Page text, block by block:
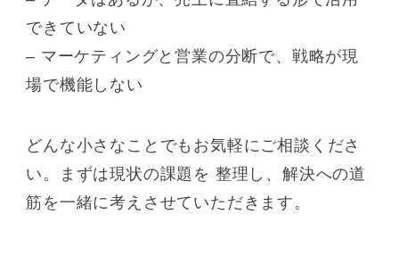
できていない
– マーケティングと営業の分断で、戦略が現
場で機能しない
どんな小さなことでもお気軽にご相談くださ
い。まずは現状の課題を 整理し、解決への道
筋を一緒に考えさせていただきます。